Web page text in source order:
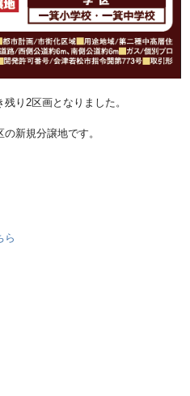
り2区画となりました。
新規分譲地です。
ら